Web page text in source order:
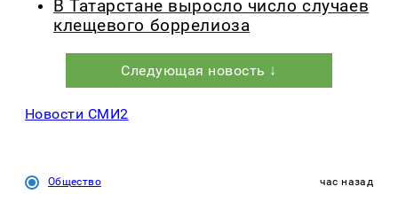
В Татарстане выросло число случаев
клещевого боррелиоза
Следующая новость ↓
Новости СМИ2
Общество час назад